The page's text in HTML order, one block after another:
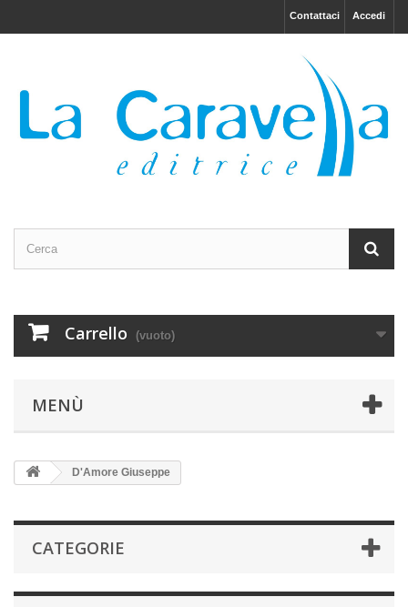
Accedi
Contattaci
Carrello (vuoto)
MENÙ
D'Amore Giuseppe
CATEGORIE